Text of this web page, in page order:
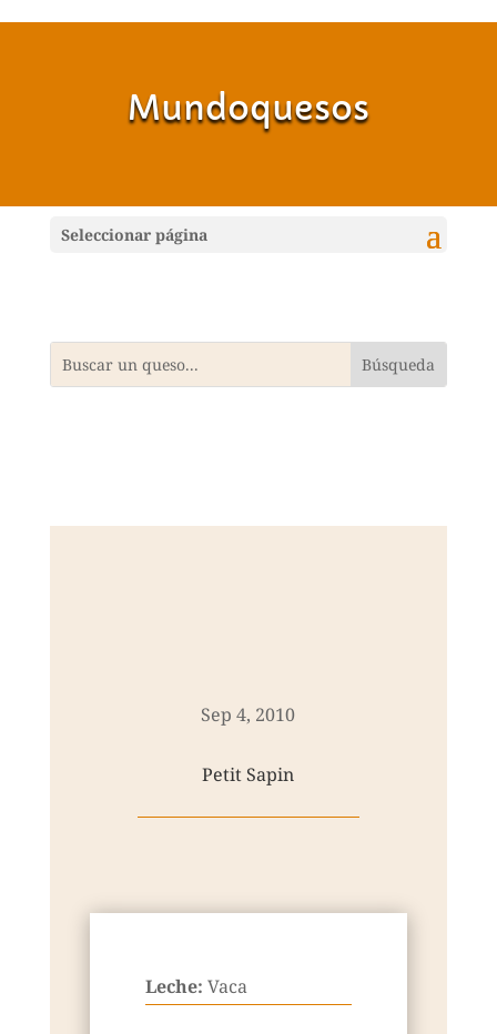
Mundoquesos
Seleccionar página
Sep 4, 2010
Petit Sapin
Leche: Vaca